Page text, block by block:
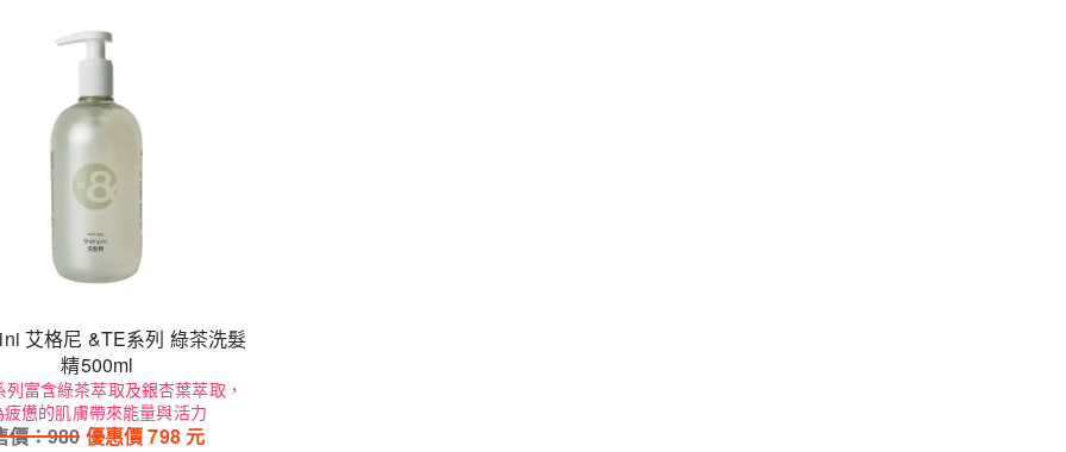
艾格尼 &TE系列 綠茶洗髮
精500ml
列富含綠茶萃取及銀杏葉萃取，
疲憊的肌膚帶來能量與活力
價：980 優惠價798元